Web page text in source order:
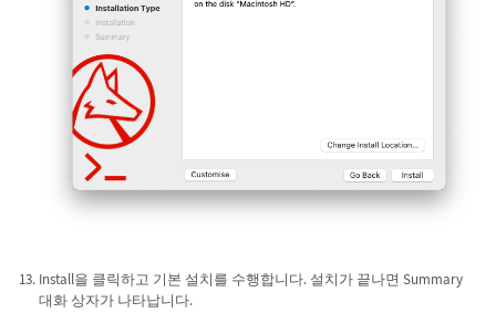
Install을 클릭하고 기본 설치를 수행합니다. 설치가 끝나면 Summary
대화 상자가 나타납니다.